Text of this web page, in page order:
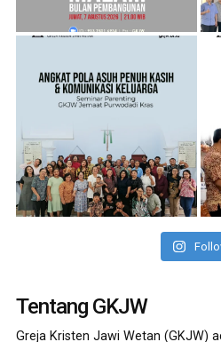
Tentang GKJW
Greja Kristen Jawi Wetan (GKJW)